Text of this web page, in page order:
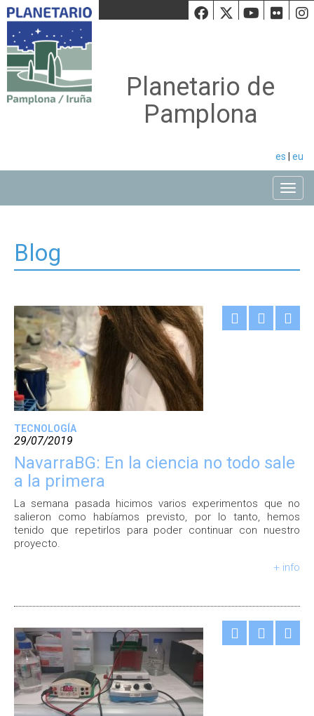
Facebook
Twiiter
Planetario de
Pamplona
es eu
Blog
TECNOLOGÍA
29/07/2019
NavarraBG: En la ciencia no todo sale
a la primera
La semana pasada hicimos varios experimentos que no
salieron como habíamos previsto, por lo tanto, hemos
tenido que repetirlos para poder continuar con nuestro
proyecto.
+ info